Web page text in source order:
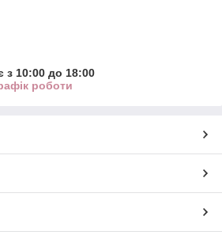
з 10:00 до 18:00
роботи